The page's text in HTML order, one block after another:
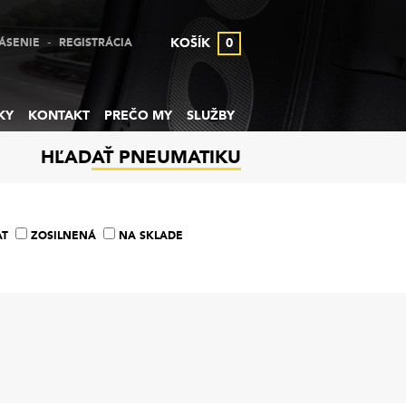
- REGISTRÁCIA KOŠÍK 0
KONTAKT PREČO MY SLUŽBY
HĽADAŤ PNEUMATIKU
ZOSILNENÁ NA SKLADE